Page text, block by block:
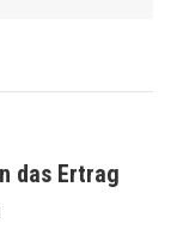
das Ertrag